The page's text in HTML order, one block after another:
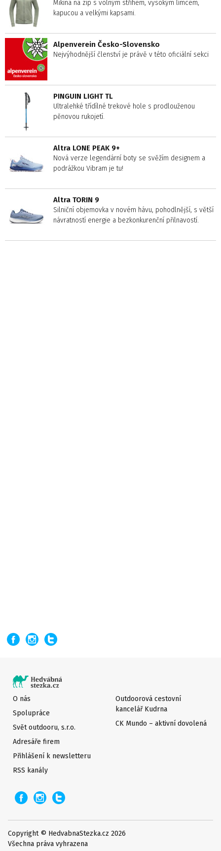
Mikina na zip s volným střihem, vysokým límcem,
kapucou a velkými kapsami.
Alpenverein Česko-Slovensko
Nejvýhodnější členství je právě v této oficiální sekci
PINGUIN LIGHT TL
Ultralehké třídílné trekové hole s prodlouženou
pěnovou rukojetí.
Altra LONE PEAK 9+
Nová verze legendární boty se svěžím designem a
podrážkou Vibram je tu!
Altra TORIN 9
Silniční objemovka v novém hávu, pohodlnější, s větší
návratností energie a bezkonkurenční přilnavostí.
O nás
Spolupráce
Svět outdooru, s.r.o.
Adresáře firem
Přihlášení k newsletteru
Outdoorová cestovní
kancelář Kudrna
CK Mundo – aktivní dovolená
RSS kanály
Copyright © HedvabnaStezka.cz 2026
Všechna práva vyhrazena